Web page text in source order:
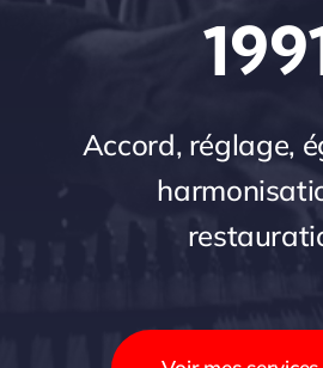
Accord, réglage,